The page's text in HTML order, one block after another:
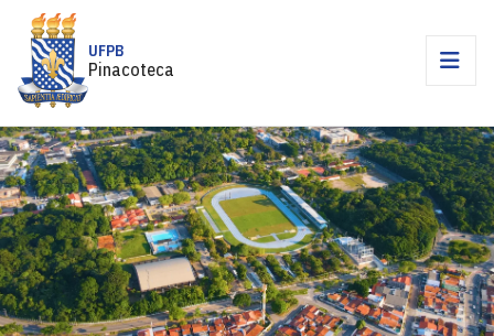
UFPB
Pinacoteca